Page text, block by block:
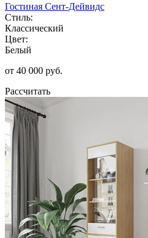
Гостиная Сент-Дейвидс
Стиль:
Классический
Цвет:
Белый
от 40 000 руб.
Рассчитать